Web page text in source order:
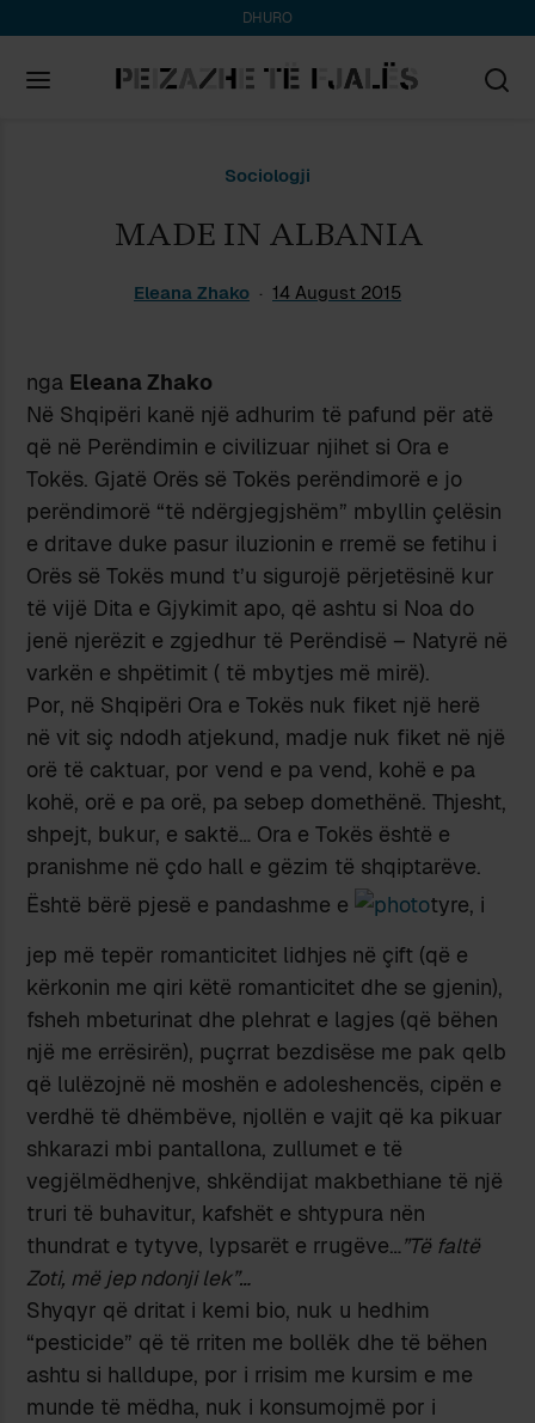
DHURO
Sociologji
MADE IN ALBANIA
Eleana Zhako 14 August 2015
nga Eleana Zhako
Në Shqipëri kanë një adhurim të pafund për atë
që në Perëndimin e civilizuar njihet si Ora e
Tokës. Gjatë Orës së Tokës perëndimorë e jo
perëndimorë “të ndërgjegjshëm” mbyllin çelësin
e dritave duke pasur iluzionin e rremë se fetihu i
Orës së Tokës mund t’u sigurojë përjetësinë kur
të vijë Dita e Gjykimit apo, që ashtu si Noa do
jenë njerëzit e zgjedhur të Perëndisë – Natyrë në
varkën e shpëtimit ( të mbytjes më mirë).
Por, në Shqipëri Ora e Tokës nuk fiket një herë
në vit siç ndodh atjekund, madje nuk fiket në një
orë të caktuar, por vend e pa vend, kohë e pa
kohë, orë e pa orë, pa sebep domethënë. Thjesht,
shpejt, bukur, e saktë… Ora e Tokës është e
pranishme në çdo hall e gëzim të shqiptarëve.
Është bërë pjesë e pandashme e
tyre, i
jep më tepër romanticitet lidhjes në çift (që e
kërkonin me qiri këtë romanticitet dhe se gjenin),
fsheh mbeturinat dhe plehrat e lagjes (që bëhen
një me errësirën), puçrrat bezdisëse me pak qelb
që lulëzojnë në moshën e adoleshencës, cipën e
verdhë të dhëmbëve, njollën e vajit që ka pikuar
shkarazi mbi pantallona, zullumet e të
vegjëlmëdhenjve, shkëndijat makbethiane të një
truri të buhavitur, kafshët e shtypura nën
thundrat e tytyve, lypsarët e rrugëve…”Të faltë
Zoti, më jep ndonji lek”…
Shyqyr që dritat i kemi bio, nuk u hedhim
“pesticide” që të rriten me bollëk dhe të bëhen
ashtu si halldupe, por i rrisim me kursim e me
munde të mëdha, nuk i konsumojmë por i